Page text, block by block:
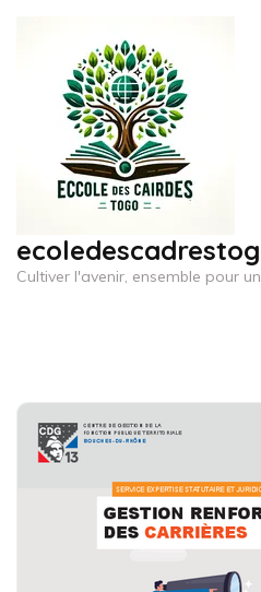
contenu
(Pressez
Cultiver l'avenir, ensemble pour